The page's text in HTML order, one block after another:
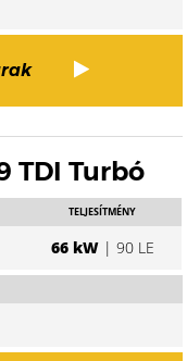
TDI Turbó
TELJESÍTMÉNY
66 kW| 90 LE